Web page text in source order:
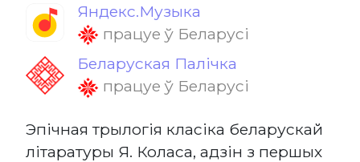
Яндекс.Музыка
працуе ў Беларусі
Беларуская Палічка
працуе ў Беларусі
Эпічная трылогія класіка беларускай
літаратуры Я. Коласа, адзін з першых